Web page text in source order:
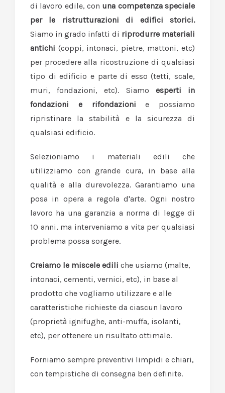
di lavoro edile, con una competenza speciale
per le ristrutturazioni di edifici storici.
Siamo in grado infatti di riprodurre materiali
antichi (coppi, intonaci, pietre, mattoni, etc)
per procedere alla ricostruzione di qualsiasi
tipo di edificio e parte di esso (tetti, scale,
muri, fondazioni, etc). Siamo esperti in
fondazioni e rifondazioni e possiamo
ripristinare la stabilità e la sicurezza di
qualsiasi edificio.
Selezioniamo i materiali edili che
utilizziamo con grande cura, in base alla
qualità e alla durevolezza. Garantiamo una
posa in opera a regola d'arte. Ogni nostro
lavoro ha una garanzia a norma di legge di
10 anni, ma interveniamo a vita per qualsiasi
problema possa sorgere.
Creiamo le miscele edili che usiamo (malte,
intonaci, cementi, vernici, etc), in base al
prodotto che vogliamo utilizzare e alle
caratteristiche richieste da ciascun lavoro
(proprietà ignifughe, anti-muffa, isolanti,
etc), per ottenere un risultato ottimale.
Forniamo sempre preventivi limpidi e chiari,
con tempistiche di consegna ben definite.